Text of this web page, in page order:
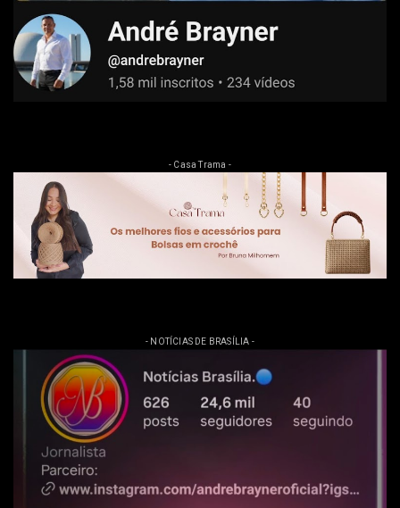
- Casa Trama -
- NOTÍCIAS DE BRASÍLIA -